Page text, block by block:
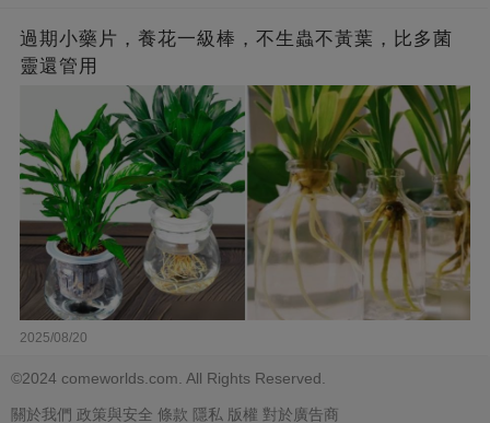
過期小藥片，養花一級棒，不生蟲不黃葉，比多菌
靈還管用
2025/08/20
©2024 comeworlds.com. All Rights Reserved.
關於我們 政策與安全 條款 隱私 版權 對於廣告商